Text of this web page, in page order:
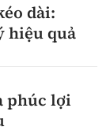
dài:
hiệu quả
phúc lợi